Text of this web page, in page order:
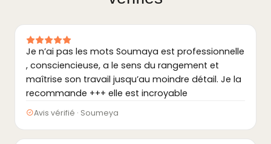
Je n’ai pas les mots Soumaya est professionnelle
, consciencieuse, a le sens du rangement et
maîtrise son travail jusqu’au moindre détail. Je la
recommande +++ elle est incroyable
Avis vérifié · Soumeya